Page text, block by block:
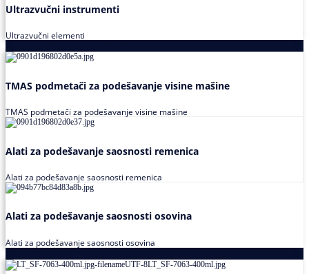
Ultrazvučni instrumenti
Ultrazvučni elementi
TMAS podmetači za podešavanje visine mašine
TMAS podmetači za podešavanje visine mašine
Alati za podešavanje saosnosti remenica
Alati za podešavanje saosnosti remenica
Alati za podešavanje saosnosti osovina
Alati za podešavanje saosnosti osovina